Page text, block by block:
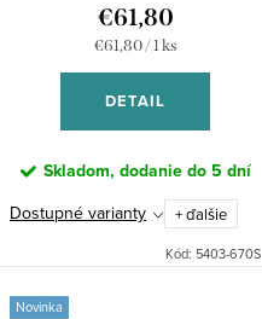
€61,80
Jednotková
€61,80 / 1 ks
DETAIL
Skladom, dodanie do 5 dní
Dostupné varianty + ďalšie
Kód: 5403-670S
Novinka